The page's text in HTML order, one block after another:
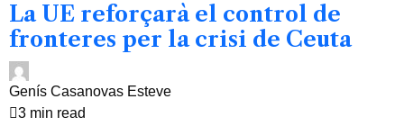
La UE reforçarà el control de
fronteres per la crisi de Ceuta
Genís Casanovas Esteve
3 min read